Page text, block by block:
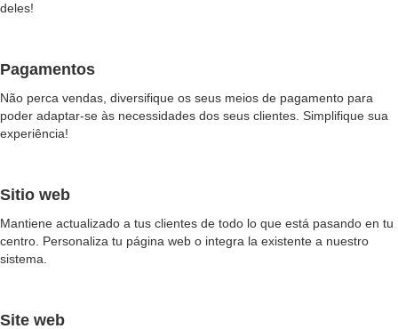
deles!
Pagamentos
Não perca vendas, diversifique os seus meios de pagamento para
poder adaptar-se às necessidades dos seus clientes. Simplifique sua
experiência!
Sitio web
Mantiene actualizado a tus clientes de todo lo que está pasando en tu
centro. Personaliza tu página web o integra la existente a nuestro
sistema.
Site web